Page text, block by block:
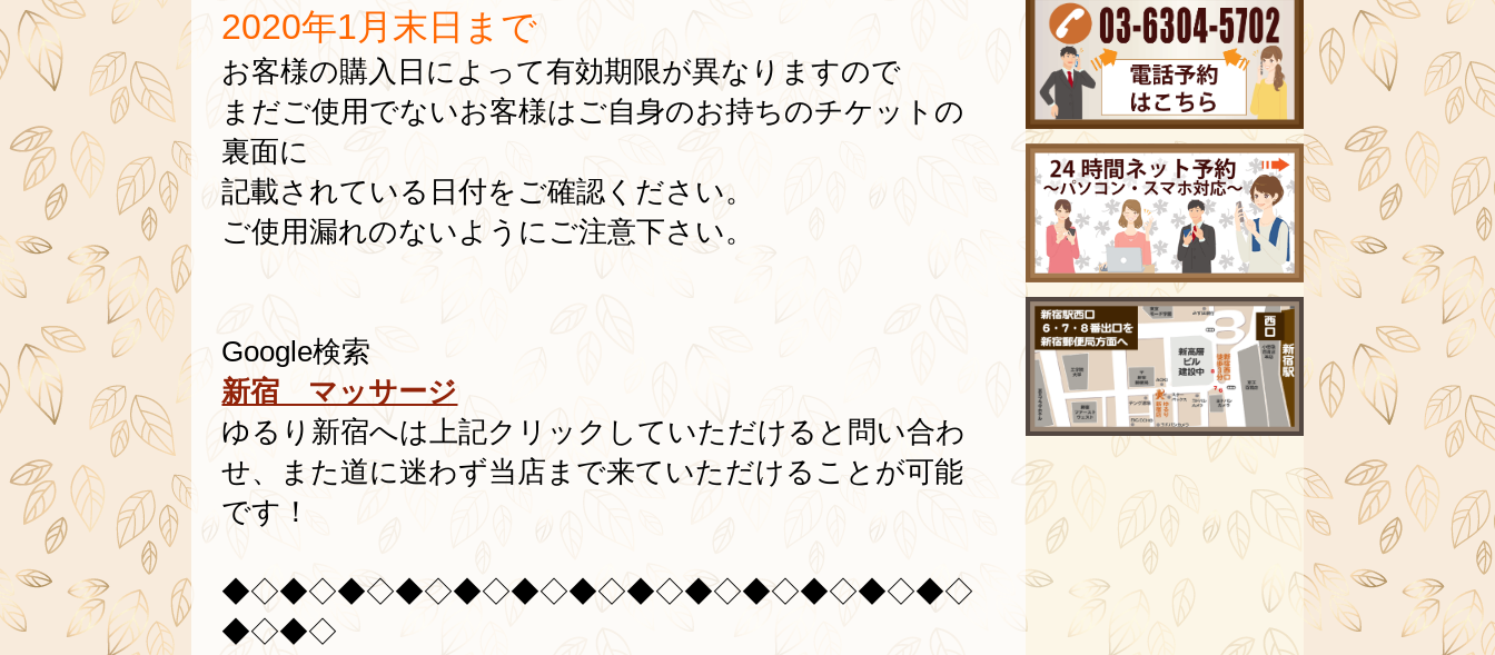
2020年1月末日まで
お客様の購入日によって有効期限が異なりますので
まだご使用でないお客様はご自身のお持ちのチケットの
裏面に
記載されている日付をご確認ください。
ご使用漏れのないようにご注意下さい。
Google検索
新宿 マッサージ
ゆるり新宿へは上記クリックしていただけると問い合わ
せ、また道に迷わず当店まで来ていただけることが可能
です！
◆◇◆◇◆◇◆◇◆◇◆◇◆◇◆◇◆◇◆◇◆◇◆◇◆◇
◆◇◆◇